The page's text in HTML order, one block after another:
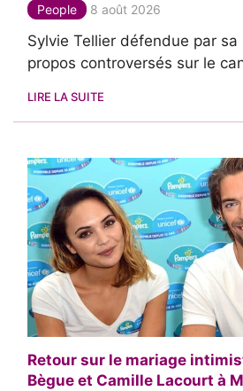
People 8 août 2026
Sylvie Tellier défendue par
propos controversés sur le
LIRE LA SUITE
Retour sur le mariage
Bègue et Camille Lacourt à